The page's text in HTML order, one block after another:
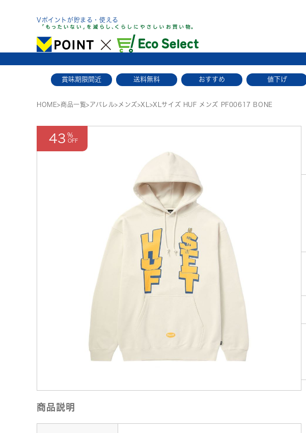
Vポイントが貯まる・使える
賞味期限間近 送料無料 おすすめ 値下げ
HOME>商品一覧>アパレル> メンズ>XL >XLサイズ HUF メンズ PF00617 BONE
43
商品説明